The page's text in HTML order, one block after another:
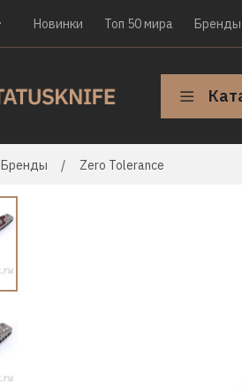
Новинки Топ 50 мира Бренды
Бренды Zero Tolerance